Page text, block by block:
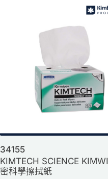
34155
KIMTECH SCIENCE
密科學擦拭紙